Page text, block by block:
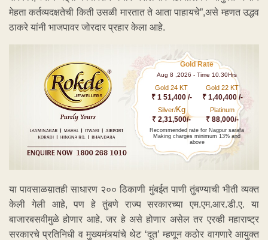
मेहता कर्तव्यदक्षतेची किती उसळी मारतात ते आता पाहायचे”,असे म्हणत उद्धव
ठाकरे यांनी भाजपावर जोरदार प्रहार केला आहे.
Gold Rate
Aug 8 ,2026 - Time 10.30Hrs
Gold 24 KT
₹ 1 51,400 /-
Gold 22 KT
₹ 1,40,400 /-
Silver/Kg
₹ 2,31,500/-
Platinum
₹ 88,000/-
Recommended rate for Nagpur sarafa
Making charges minimum 13% and
above
या पावसाळय़ातही साधारण २०० ठिकाणी मुंबईत पाणी तुंबण्याची भीती व्यक्त
केली गेली आहे, पण हे तुंबणे राज्य सरकारच्या एम.एम.आर.डी.ए. या
बाजारबसवीमुळे होणार आहे. जर हे असे होणार असेल तर एरव्ही महाराष्ट्र
सरकारचे प्रतिनिधी व मुख्यमंत्र्यांचे थेट ‘दूत’ म्हणून कठोर वागणारे आयुक्त